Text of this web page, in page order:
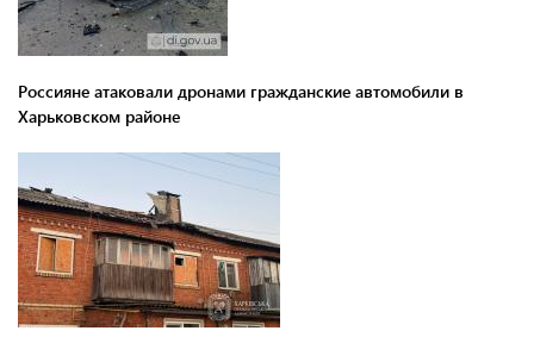
Россияне атаковали дронами гражданские автомобили в
Харьковском районе